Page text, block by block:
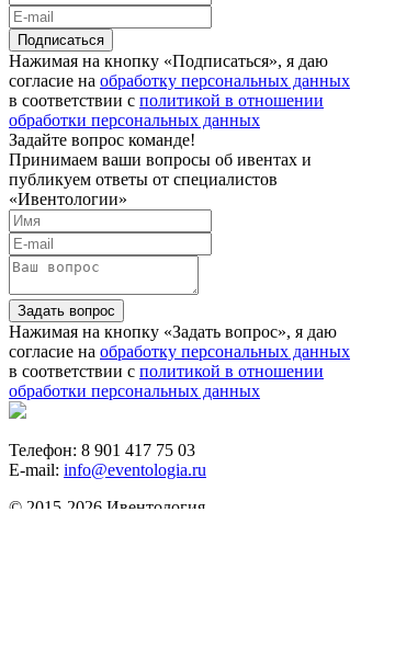
Нажимая на кнопку «Подписаться», я даю
согласие на обработку персональных данных
в соответствии с политикой в отношении
обработки персональных данных
Задайте вопрос команде!
Принимаем ваши вопросы об ивентах и
публикуем ответы от специалистов
«Ивентологии»
Задать вопрос
Нажимая на кнопку «Задать вопрос», я даю
согласие на обработку персональных данных
в соответствии с политикой в отношении
обработки персональных данных
Телефон: 8 901 417 75 03
E-mail: info@eventologia.ru
© 2015-2026 Ивентология